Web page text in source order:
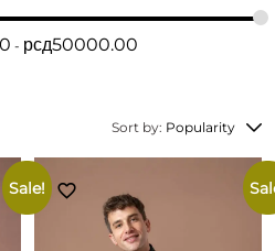
рсд50000.00
Sort by: Popularity
Sale!